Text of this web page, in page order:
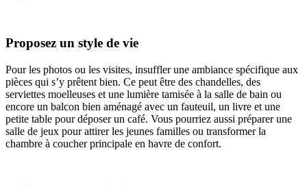
Proposez un style de vie
Pour les photos ou les visites, insuffler une ambiance spécifique aux
pièces qui s’y prêtent bien. Ce peut être des chandelles, des
serviettes moelleuses et une lumière tamisée à la salle de bain ou
encore un balcon bien aménagé avec un fauteuil, un livre et une
petite table pour déposer un café. Vous pourriez aussi préparer une
salle de jeux pour attirer les jeunes familles ou transformer la
chambre à coucher principale en havre de confort.